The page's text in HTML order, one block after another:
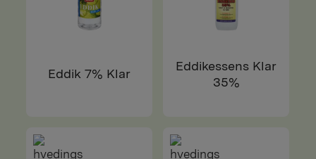
Eddik 7% Klar
Eddikessens Klar
35%